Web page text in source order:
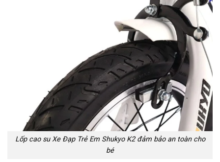
Lốp cao su Xe Đạp Trẻ Em Shukyo K2 đảm bảo an toàn cho
bé